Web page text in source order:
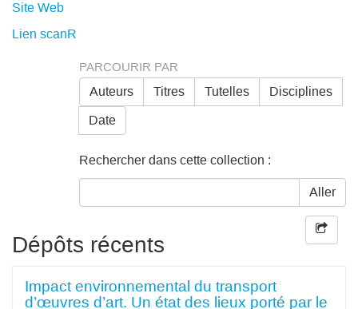
Site Web
Lien scanR
PARCOURIR PAR
Auteurs
Titres Tutelles Disciplines
Date
Rechercher dans cette collection :
Aller
Dépôts récents
Impact environnemental du transport
d’œuvres d’art. Un état des lieux porté par le